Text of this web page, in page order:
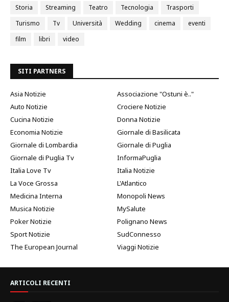
Storia
Streaming Teatro Tecnologia
Trasporti
Turismo
Tv Università Wedding cinema
eventi
film
libri video
SITI PARTNERS
Asia Notizie
Associazione "Ostuni è.."
Auto Notizie
Crociere Notizie
Cucina Notizie
Donna Notizie
Economia Notizie
Giornale di Basilicata
Giornale di Lombardia
Giornale di Puglia
Giornale di Puglia Tv
InformaPuglia
Italia Love Tv
Italia Notizie
La Voce Grossa
L'Atlantico
Medicina Interna
Monopoli News
Musica Notizie
MySalute
Poker Notizie
Polignano News
Sport Notizie
SudConnesso
The European Journal
Viaggi Notizie
ARTICOLI RECENTI